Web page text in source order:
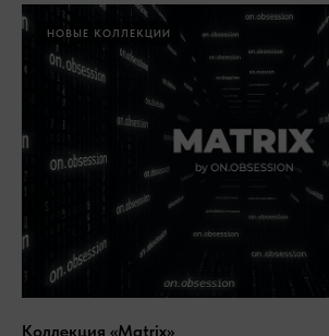
НОВЫЕ КОЛЛЕКЦИИ
Коллекция «Matrix»